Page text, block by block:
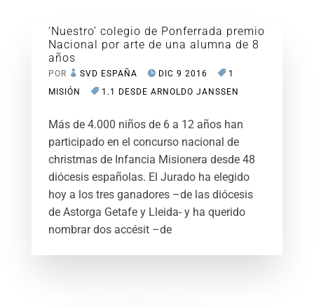
‘Nuestro’ colegio de Ponferrada premio
Nacional por arte de una alumna de 8
años
POR SVD ESPAÑA DIC 9 2016
1
MISIÓN
1.1 DESDE ARNOLDO JANSSEN
Más de 4.000 niños de 6 a 12 años han
participado en el concurso nacional de
christmas de Infancia Misionera desde 48
diócesis españolas. El Jurado ha elegido
hoy a los tres ganadores –de las diócesis
de Astorga Getafe y Lleida- y ha querido
nombrar dos accésit –de